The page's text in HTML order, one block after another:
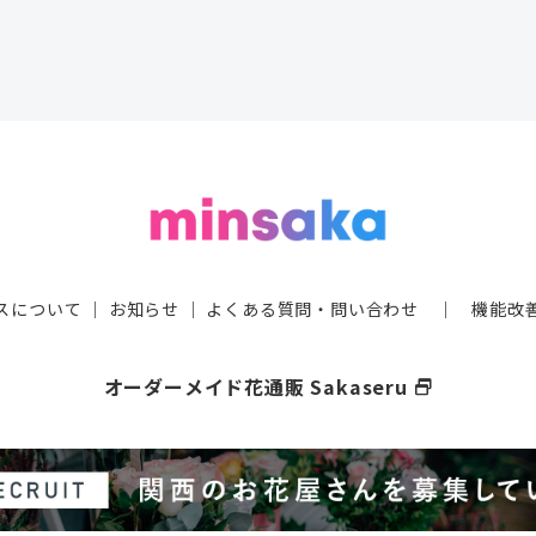
について ｜ お知らせ ｜ よくある質問・問い合わせ ｜機能改
オーダーメイド花通販 Sakaseru select_window